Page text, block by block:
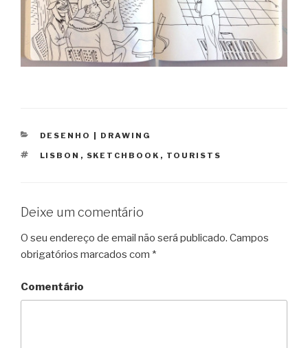
CATEGORIAS
DESENHO | DRAWING
ETIQUETAS
LISBON , SKETCHBOOK , TOURISTS
Deixe um comentário
O seu endereço de email não será publicado. Campos
obrigatórios marcados com *
Comentário